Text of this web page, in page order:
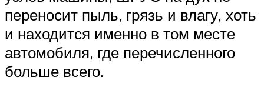
переносит пыль, грязь и влагу, хоть
и находится именно в том месте
автомобиля, где перечисленного
больше всего.